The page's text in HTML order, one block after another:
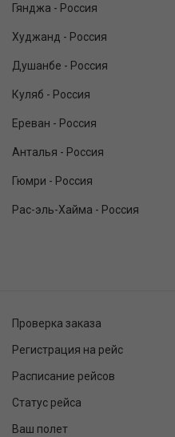
Гянджа - Россия
Худжанд - Россия
Душанбе - Россия
Куляб - Россия
Ереван - Россия
Анталья - Россия
Гюмри - Россия
Рас-эль-Хайма - Россия
Проверка заказа
Регистрация на рейс
Расписание рейсов
Статус рейса
Ваш полет